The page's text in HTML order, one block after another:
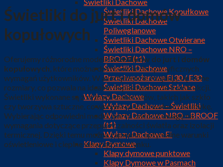
Świetliki Dachowe Kopułkowe
Świetliki Dachowe
Poliwęglanowe
Świetliki Dachowe Otwierane
Świetliki Dachowe NRO –
BROOF (t1)
Świetliki Dachowe
Przeciwpożarowe EI30 / E30
Świetliki Dachowe Szklane
Wyłazy Dachowe
Wyłazy Dachowe – Świetliki
Wyłazy Dachowe NRO – BROOF
(t1)
Wyłazy Dachowe EI
Klapy Dymowe
Klapy dymowe punktowe
Klapy Dymowe w Pasmach
Świetliki do jurt i domów
kopułowych
Oferujemy różnorodne modeleświetlików do jurt i domów
kopułowych, które można dostosować do specyficznych
wymagań użytkowników. W asortymencie znajdują się różne
rozmiary, co pozwala na idealne dopasowanie do konstrukcji.
Świetliki wykonane są z różnych materiałów, takich jak szkło
czy tworzywa sztuczne, co wpływa na ich trwałość i estetykę.
Wybierając odpowiedni model, warto zwrócić uwagę na
wymagania dotyczące przepuszczalności światła oraz izolacji
termicznej. Dzięki temu można zapewnić optymalne warunki
oświetleniowe i cieplne wewnątrz budynku.